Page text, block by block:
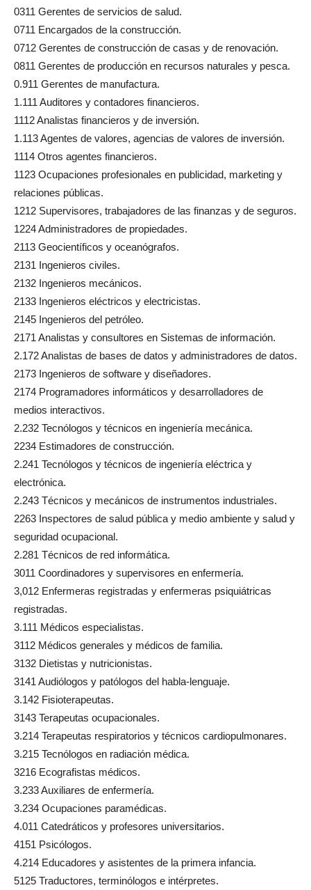
0311 Gerentes de servicios de salud.
0711 Encargados de la construcción.
0712 Gerentes de construcción de casas y de renovación.
0811 Gerentes de producción en recursos naturales y pesca.
0.911 Gerentes de manufactura.
1.111 Auditores y contadores financieros.
1112 Analistas financieros y de inversión.
1.113 Agentes de valores, agencias de valores de inversión.
1114 Otros agentes financieros.
1123 Ocupaciones profesionales en publicidad, marketing y
relaciones públicas.
1212 Supervisores, trabajadores de las finanzas y de seguros.
1224 Administradores de propiedades.
2113 Geocientíficos y oceanógrafos.
2131 Ingenieros civiles.
2132 Ingenieros mecánicos.
2133 Ingenieros eléctricos y electricistas.
2145 Ingenieros del petróleo.
2171 Analistas y consultores en Sistemas de información.
2.172 Analistas de bases de datos y administradores de datos.
2173 Ingenieros de software y diseñadores.
2174 Programadores informáticos y desarrolladores de
medios interactivos.
2.232 Tecnólogos y técnicos en ingeniería mecánica.
2234 Estimadores de construcción.
2.241 Tecnólogos y técnicos de ingeniería eléctrica y
electrónica.
2.243 Técnicos y mecánicos de instrumentos industriales.
2263 Inspectores de salud pública y medio ambiente y salud y
seguridad ocupacional.
2.281 Técnicos de red informática.
3011 Coordinadores y supervisores en enfermería.
3,012 Enfermeras registradas y enfermeras psiquiátricas
registradas.
3.111 Médicos especialistas.
3112 Médicos generales y médicos de familia.
3132 Dietistas y nutricionistas.
3141 Audiólogos y patólogos del habla-lenguaje.
3.142 Fisioterapeutas.
3143 Terapeutas ocupacionales.
3.214 Terapeutas respiratorios y técnicos cardiopulmonares.
3.215 Tecnólogos en radiación médica.
3216 Ecografistas médicos.
3.233 Auxiliares de enfermería.
3.234 Ocupaciones paramédicas.
4.011 Catedráticos y profesores universitarios.
4151 Psicólogos.
4.214 Educadores y asistentes de la primera infancia.
5125 Traductores, terminólogos e intérpretes.